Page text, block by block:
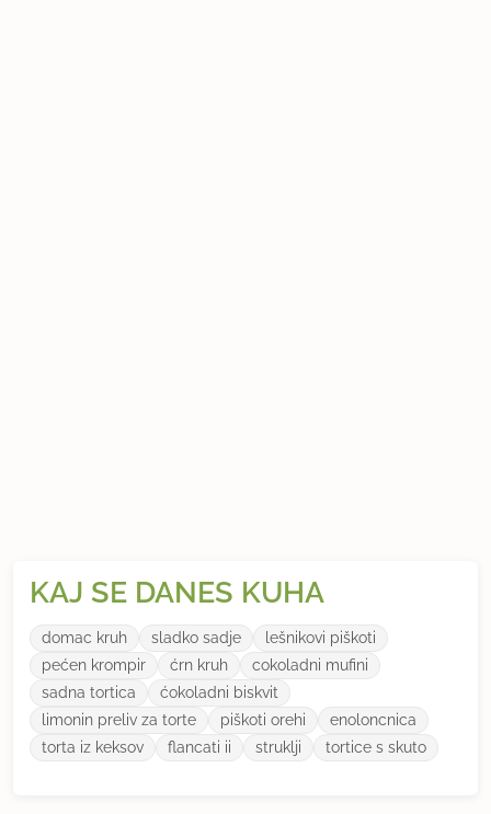
KAJ SE DANES KUHA
domac kruh sladko sadje
lešnikovi piškoti
pećen krompir
ćrn kruh
cokoladni mufini
sadna tortica
ćokoladni biskvit
limonin preliv za torte
piškoti orehi
enoloncnica
torta iz keksov
flancati ii struklji tortice s skuto